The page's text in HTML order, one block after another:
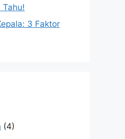
Tahu!
3 Faktor
(4)